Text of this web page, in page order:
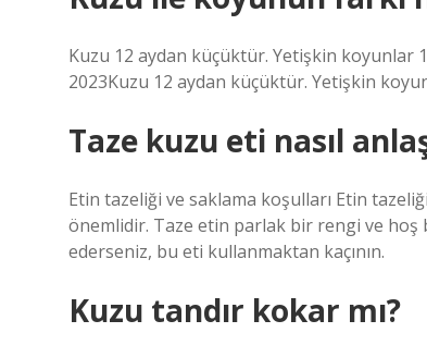
Kuzu 12 aydan küçüktür. Yetişkin koyunlar
2023Kuzu 12 aydan küçüktür. Yetişkin
Taze kuzu eti nasıl
Etin tazeliği ve saklama koşulları Etin
önemlidir. Taze etin parlak bir rengi ve hoş
ederseniz, bu eti kullanmaktan kaçının.
Kuzu tandır kokar mı?